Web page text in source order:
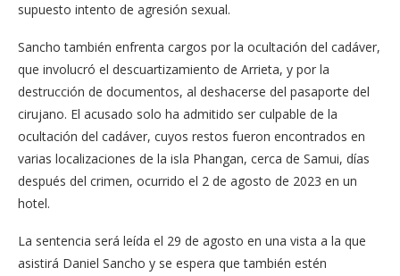
supuesto intento de agresión sexual.
Sancho también enfrenta cargos por la ocultación del cadáver,
que involucró el descuartizamiento de Arrieta, y por la
destrucción de documentos, al deshacerse del pasaporte del
cirujano. El acusado solo ha admitido ser culpable de la
ocultación del cadáver, cuyos restos fueron encontrados en
varias localizaciones de la isla Phangan, cerca de Samui, días
después del crimen, ocurrido el 2 de agosto de 2023 en un
hotel.
La sentencia será leída el 29 de agosto en una vista a la que
asistirá Daniel Sancho y se espera que también estén